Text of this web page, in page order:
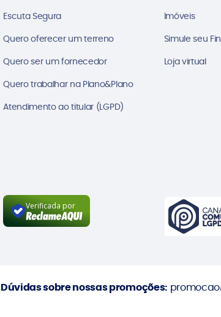
Escuta Segura
Quero oferecer um terreno
Quero ser um fornecedor
Quero trabalhar na Plano&Plano
Atendimento ao titular (LGPD)
Imóveis
Simule seu
Loja virtual
Verificada por
Dúvidas sobre nossas promoções: